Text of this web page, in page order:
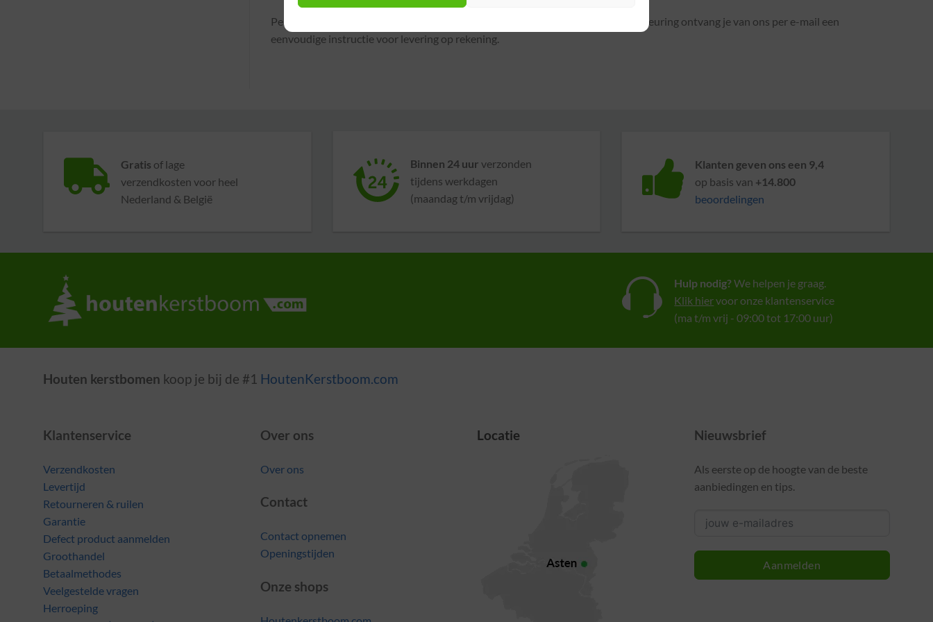
Per aanvraag zullen wij beoordelen of levering op rekening mogelijk is. Na goedkeuring ontvang je van ons per e-mail een
eenvoudige instructie voor levering op rekening.
Gratis of lage
verzendkosten voor heel
Nederland & België
Binnen 24 uur verzonden
tijdens werkdagen
(maandag t/m vrijdag)
Klanten geven ons een 9,4
op basis van +14.800
beoordelingen
Hulp nodig?We helpen je graag.
Klik hiervoor onze klantenservice
(ma t/m vrij - 09:00 tot 17:00 uur)
Houten kerstbomen koop je bij de #1 HoutenKerstboom.com
Klantenservice
Verzendkosten
Levertijd
Retourneren & ruilen
Garantie
Defect product aanmelden
Groothandel
Betaalmethodes
Veelgestelde vragen
Herroeping
Over ons
Over ons
Contact
Contact opnemen
Openingstijden
Onze shops
Locatie Nieuwsbrief
Als eerste op de hoogte van de beste
aanbiedingen en tips.
Aanmelden